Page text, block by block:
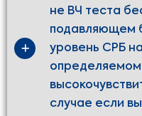
не ВЧ теста
подавляющем
уровень СРБ
случае если